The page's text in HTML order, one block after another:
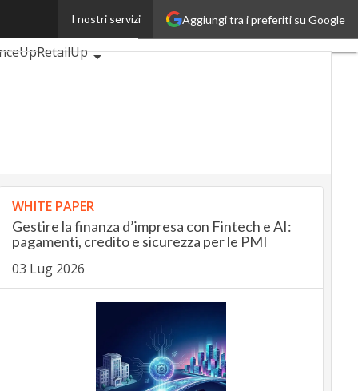
Aggiungi tra i preferiti su Google
I nostri servizi
RetailUp
WHITE PAPER
Gestire la finanza d’impresa con Fintech e AI:
pagamenti, credito e sicurezza per le PMI
03 Lug 2026